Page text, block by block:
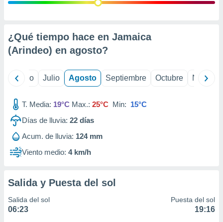
e
mediante
de
1199
¿Qué tiempo hace en Jamaica
(Arindeo) en agosto?
Junio Julio Agosto Septiembre Octubre
T. Media: 19°C Max.: 25°C Min: 15°C
Días de lluvia: 22 días
Acum. de lluvia: 124 mm
Viento medio: 4 km/h
Salida y Puesta del sol
Salida del sol
06:23
Puesta del sol
19:16